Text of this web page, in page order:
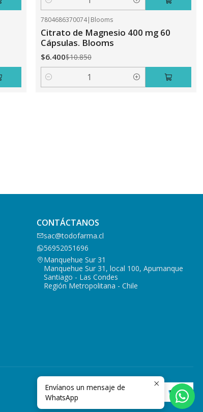
Cantidad
7804686370074| Blooms
Citrato de Magnesio 400 mg 60
Cápsulas. Blooms
$6.400$10.850
Cantidad
CONTÁCTANOS
sac@todofarma.cl
56952051696
Manquehue Sur 31
Manquehue Sur 31, local 100, Apumanque
Santiago - Las Condes
Región Metropolitana - Chile
Envíanos un mensaje de
WhatsApp